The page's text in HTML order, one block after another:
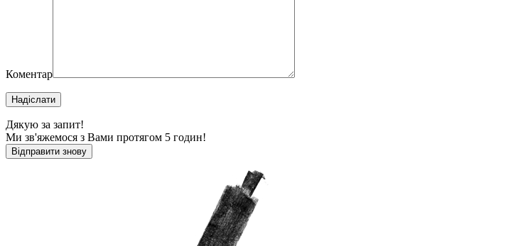
Коментар
Надіслати
Дякую за запит!
Ми зв'яжемося з Вами протягом 5 годин!
Відправити знову